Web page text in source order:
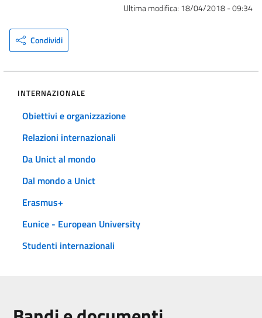
Ultima modifica: 18/04/2018 - 09:34
Condividi
INTERNAZIONALE
Obiettivi e organizzazione
Relazioni internazionali
Da Unict al mondo
Dal mondo a Unict
Erasmus+
Eunice - European University
Studenti internazionali